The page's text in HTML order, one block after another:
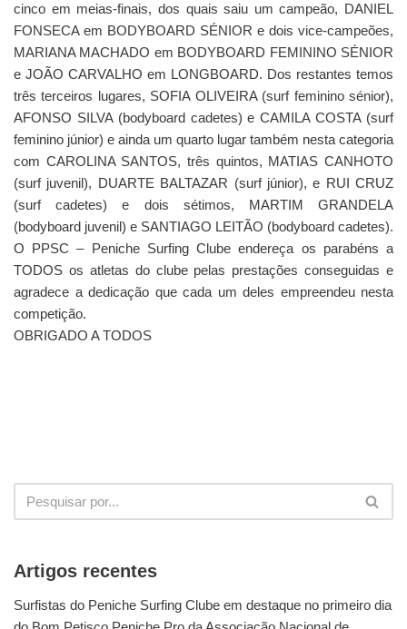
cinco em meias-finais, dos quais saiu um campeão, DANIEL
FONSECA em BODYBOARD SÉNIOR e dois vice-campeões,
MARIANA MACHADO em BODYBOARD FEMININO SÉNIOR
e JOÃO CARVALHO em LONGBOARD. Dos restantes temos
três terceiros lugares, SOFIA OLIVEIRA (surf feminino sénior),
AFONSO SILVA (bodyboard cadetes) e CAMILA COSTA (surf
feminino júnior) e ainda um quarto lugar também nesta categoria
com CAROLINA SANTOS, três quintos, MATIAS CANHOTO
(surf juvenil), DUARTE BALTAZAR (surf júnior), e RUI CRUZ
(surf cadetes) e dois sétimos, MARTIM GRANDELA
(bodyboard juvenil) e SANTIAGO LEITÃO (bodyboard cadetes).
O PPSC – Peniche Surfing Clube endereça os parabéns a
TODOS os atletas do clube pelas prestações conseguidas e
agradece a dedicação que cada um deles empreendeu nesta
competição.
OBRIGADO A TODOS
Artigos recentes
Surfistas do Peniche Surfing Clube em destaque no primeiro dia